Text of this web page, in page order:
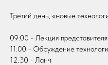
Третий день, «новые
09:00 - Лекция
11:00 - Обсуждение
12:30 - Ланч